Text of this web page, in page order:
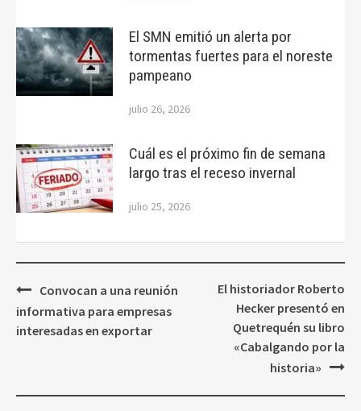
El SMN emitió un alerta por
tormentas fuertes para el noreste
pampeano
julio 26, 2026
Cuál es el próximo fin de semana
largo tras el receso invernal
julio 25, 2026
Navegación
de
entradas
Convocan a una reunión
informativa para empresas
interesadas en exportar
El historiador Roberto
Hecker presentó en
Quetrequén su libro
«Cabalgando por la
historia»